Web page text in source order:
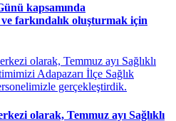
kapsamında
farkındalık oluşturmak için
olarak, Temmuz ayı Sağlıklı